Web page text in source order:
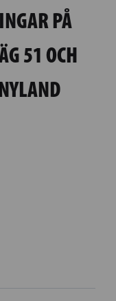
PÅ
51 OCH